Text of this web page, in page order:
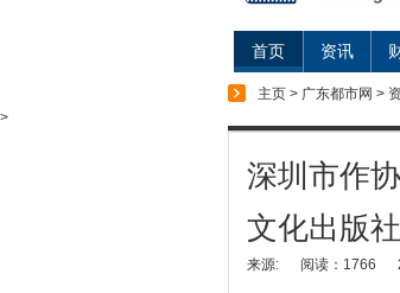
首页 资讯
主页 > 广东都市网 >
>
深圳市作
文化出版
来源: 阅读：1766